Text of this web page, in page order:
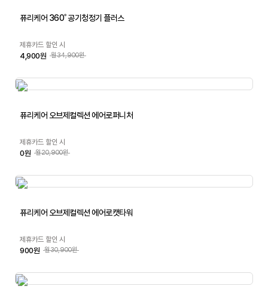
퓨리케어 360˚ 공기청정기 플러스
제휴카드 할인 시
4,900원 월34,900원
퓨리케어 오브제컬렉션 에어로퍼니처
제휴카드 할인 시
0원 월20,900원
퓨리케어 오브제컬렉션 에어로캣타워
제휴카드 할인 시
900원 월30,900원